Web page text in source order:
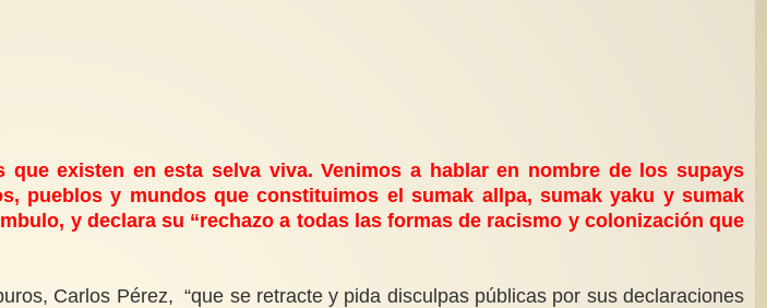
existen en esta selva viva. Venimos a hablar en nombre de los supays
pueblos y mundos que constituimos el sumak allpa, sumak yaku y sumak
y declara su “rechazo a todas las formas de racismo y colonización que
Carlos Pérez, “que se retracte y pida disculpas públicas por sus declaraciones